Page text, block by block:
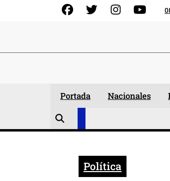
FacebookGorjeo Instagram
Portada Nacionales
Política